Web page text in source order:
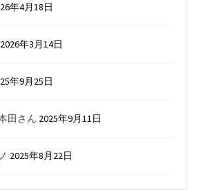
年4月18日
2026年3月14日
年9月25日
田さん 2025年9月11日
2025年8月22日